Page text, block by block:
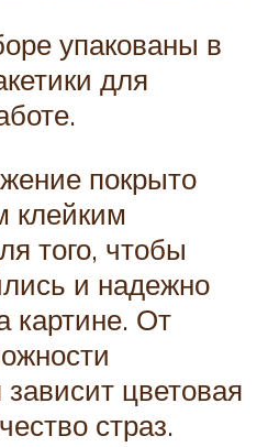
упакованы в
для
покрыто
клейким
того, чтобы
и надежно
картине. От
цветовая
страз.